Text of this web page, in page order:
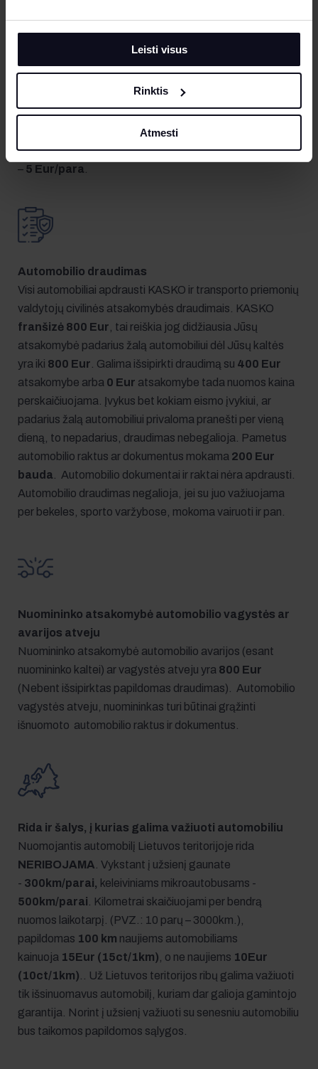
Leisti visus
Rinktis
Atmesti
Papildomas vairuotojas
Išnuomotą automobilį gali vairuoti tik priėmimo –
perdavimo akte nurodytas vairuotojas, antras vairuotojas
– 5 Eur/para
Automobilio draudimas
Visi automobiliai apdrausti KASKO ir transporto priemonių
valdytojų civilinės atsakomybės draudimais. KASKO
franšizė 800 Eur , tai reiškia jog didžiausia Jūsų
atsakomybė padarius žalą automobiliui dėl Jūsų kaltės
yra iki 800 Eur . Galima išsipirkti draudimą su 400 Eur
atsakomybe arba 0 Eur atsakomybe tada nuomos kaina
perskaičiuojama. Įvykus bet kokiam eismo įvykiui, ar
padarius žalą automobiliui privaloma pranešti per vieną
dieną, to nepadarius, draudimas nebegalioja. Pametus
automobilio raktus ar dokumentus mokama 200 Eur
bauda . Automobilio dokumentai ir raktai nėra apdrausti.
Automobilio draudimas negalioja, jei su juo važiuojama
per bekeles, sporto varžybose, mokoma vairuoti ir pan.
Nuomininko atsakomybė automobilio vagystės ar
avarijos atveju
Nuomininko atsakomybė automobilio avarijos (esant
nuomininko kaltei) ar vagystės atveju yra 800 Eur
(Nebent išsipirktas papildomas draudimas). Automobilio
vagystės atveju, nuomininkas turi būtinai grąžinti
išnuomoto automobilio raktus ir dokumentus.
Rida ir šalys, į kurias galima važiuoti automobiliu
Nuomojantis automobilį Lietuvos teritorijoje rida
NERIBOJAMA . Vykstant į užsienį gaunate
- 300km/parai, keleiviniams mikroautobusams -
500km/parai . Kilometrai skaičiuojami per bendrą
nuomos laikotarpį. (PVZ.: 10 parų – 3000km.),
papildomas 100 km naujiems automobiliams
kainuoja 15Eur (15ct/1km) , o ne naujiems 10Eur
(10ct/1km) .. Už Lietuvos teritorijos ribų galima važiuoti
tik išsinuomavus automobilį, kuriam dar galioja gamintojo
garantija. Norint į užsienį važiuoti su senesniu automobiliu
bus taikomos papildomos sąlygos.